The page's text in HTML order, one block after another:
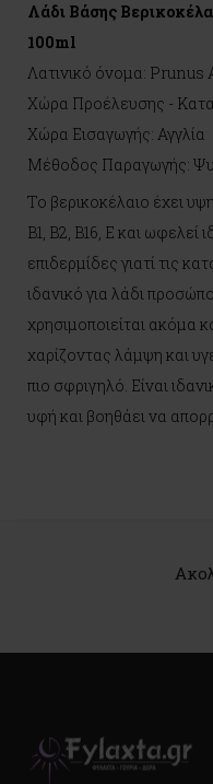
Λάδι Βάσης
100ml
Λατινικό όνομα:
Χώρα Προέλευσης -
Χώρα Εισαγωγής: Αγγλία
Μέθοδος Παραγωγής:
Το βερικοκέλαιο έχει
Β1, B2, B16, Ε και ωφελεί
επιδερμίδες γιατί τις
ιδανικό για λάδι
χρησιμοποιείται ακόμα
χαρίζοντας λάμψη και
πιο σφριγηλό. Είναι
υφή και βοηθάει να